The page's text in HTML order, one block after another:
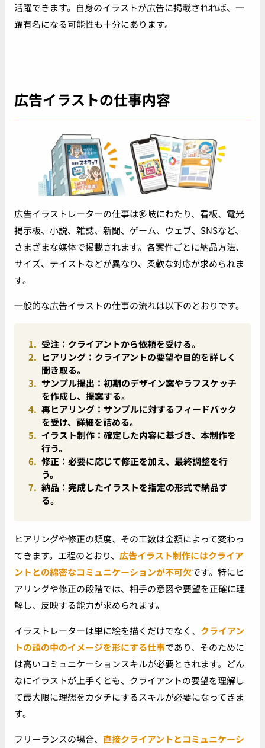
活躍できます。自身のイラストが広告に掲載されれば、一
躍有名になる可能性も十分にあります。
広告イラストの仕事内容
広告イラストレーターの仕事は多岐にわたり、看板、電光
掲示板、小説、雑誌、新聞、ゲーム、ウェブ、SNSなど、
さまざまな媒体で掲載されます。各案件ごとに納品方法、
サイズ、テイストなどが異なり、柔軟な対応が求められま
す。
一般的な広告イラストの仕事の流れは以下のとおりです。
受注 ：クライアントから依頼を受ける。
ヒアリング ：クライアントの要望や目的を詳しく
聞き取る。
サンプル提出 ：初期のデザイン案やラフスケッチ
を作成し、提案する。
再ヒアリング ：サンプルに対するフィードバック
を受け、詳細を詰める。
イラスト制作 ：確定した内容に基づき、本制作を
行う。
修正 ：必要に応じて修正を加え、最終調整を行
う。
納品 ：完成したイラストを指定の形式で納品す
る。
ヒアリングや修正の頻度、その工数は金額によって変わっ
てきます。工程のとおり、 広告イラスト制作にはクライア
ントとの綿密なコミュニケーションが不可欠です。特にヒ
アリングや修正の段階では、相手の意図や要望を正確に理
解し、反映する能力が求められます。
イラストレーターは単に絵を描くだけでなく、 クライアン
トの頭の中のイメージを形にする仕事であり、そのために
は高いコミュニケーションスキルが必要とされます。どん
なにイラストが上手くとも、クライアントの要望を理解し
て最大限に理想をカタチにするスキルが必要になってきま
す。
フリーランスの場合、 直接クライアントとコミュニケーシ